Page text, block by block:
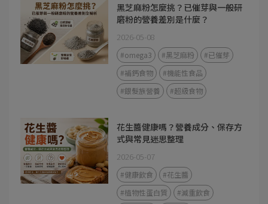
黑芝麻粉怎麼挑？已催芽與一般研
磨粉的營養差別是什麼？
2026-05-08
#omega3 #黑芝麻粉
#已催芽
#補鈣食物
#機能性食品
#銀髮族營養
#超級食物
花生醬健康嗎？營養成分、保存方
式與常見迷思整理
2026-05-07
#健康飲食
#花生醬
#植物性蛋白質
#減重飲食